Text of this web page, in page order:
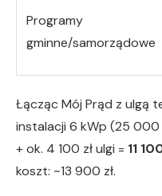
Programy
gminne/samorządowe
Łącząc Mój Prąd z ulgą
instalacji 6 kWp (25 000
+ ok. 4 100 zł ulgi = 11
koszt: ~13 900 zł.